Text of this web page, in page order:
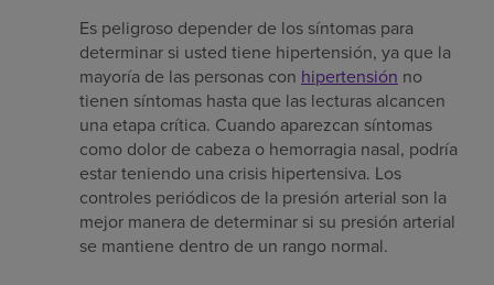
Es peligroso depender de los síntomas para
determinar si usted tiene hipertensión, ya que la
mayoría de las personas con hipertensión no
tienen síntomas hasta que las lecturas alcancen
una etapa crítica. Cuando aparezcan síntomas
como dolor de cabeza o hemorragia nasal, podría
estar teniendo una crisis hipertensiva. Los
controles periódicos de la presión arterial son la
mejor manera de determinar si su presión arterial
se mantiene dentro de un rango normal.